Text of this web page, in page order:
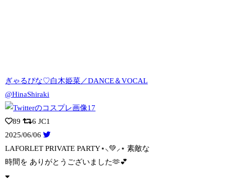
ぎゃるぴな♡白木姫菜／DANCE＆VOCAL
@HinaShiraki
89 6 JC1
2025/06/06
LAFORLET PRIVATE PARTY⋆⸜💚⸝‍⋆ 素敵な
時間を ありがと うございました🫶💕︎︎